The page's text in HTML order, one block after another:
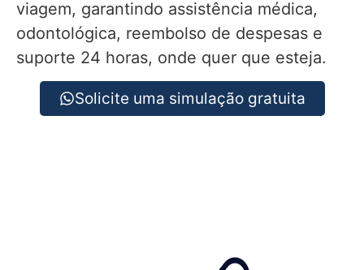
viagem, garantindo assistência médica,
odontológica, reembolso de despesas e
suporte 24 horas, onde quer que esteja.
Solicite uma simulação gratuita